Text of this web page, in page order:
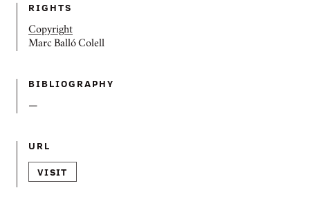
RIGHTS
Copyright
Marc Balló Colell
BIBLIOGRAPHY
—
URL
VISIT